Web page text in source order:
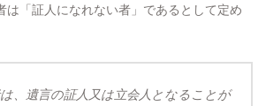
は「証人になれない者」であるとして定め
、遺言の証人又は立会人となることが